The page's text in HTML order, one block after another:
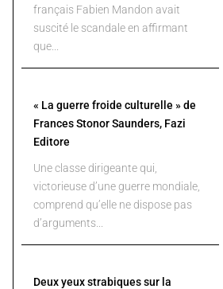
français Fabien Mandon avait
suscité le scandale en affirmant
que...
« La guerre froide culturelle » de
Frances Stonor Saunders, Fazi
Editore
Une classe dirigeante qui,
victorieuse d’une guerre mondiale,
comprend qu’elle ne dispose pas
d’arguments...
Deux yeux strabiques sur la